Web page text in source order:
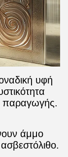
υφή
παραγωγής.
άμμο